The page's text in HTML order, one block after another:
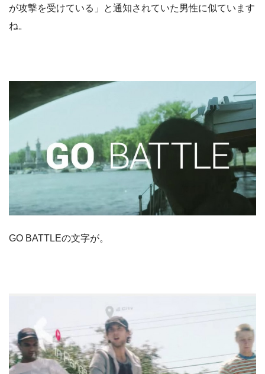
が攻撃を受けている」と通知されていた男性に似ています
ね。
GO BATTLEの文字が。